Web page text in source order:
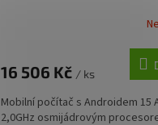
16 506 Kč / ks
Mobilní počítač s Androidem 15
2,0GHz osmijádrovým